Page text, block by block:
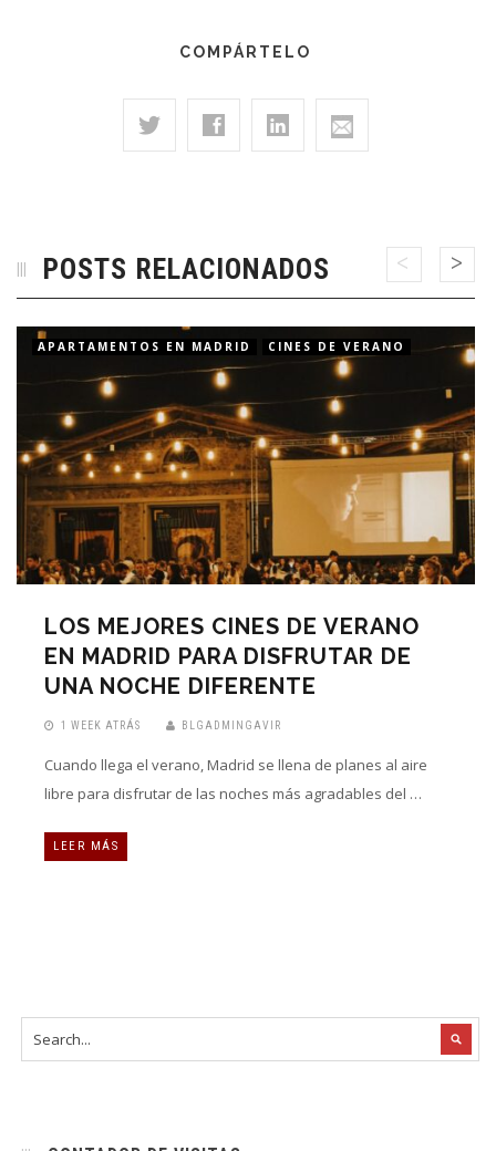
COMPÁRTELO
POSTS RELACIONADOS
APARTAMENTOS EN MADRID CINES DE VERANO
LOS MEJORES CINES DE VERANO
EN MADRID PARA DISFRUTAR DE
UNA NOCHE DIFERENTE
1 WEEK ATRÁS BLGADMINGAVIR
Cuando llega el verano, Madrid se llena de planes al aire
libre para disfrutar de las noches más agradables del …
LEER MÁS